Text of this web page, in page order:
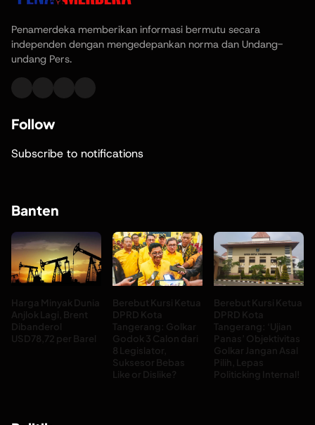
Penamerdeka memberikan informasi bermutu secara
independen dengan mengedepankan norma dan Undang-
undang Pers.
Follow
Subscribe to notifications
Banten
Harga Minyak Dunia
Anjlok Lagi, Brent
Dibanderol
USD78,72 per Barel
Berebut Kursi Ketua
DPRD Kota
Tangerang: Golkar
Godok 3 Calon dari
8 Legislator,
Suksesor Bebas
Like or Dislike?
Berebut Kursi Ketua
DPRD Kota
Tangerang: ‘Ujian
Panas’ Objektivitas
Golkar Jangan Asal
Pilih, Lepas
Politicking Internal!